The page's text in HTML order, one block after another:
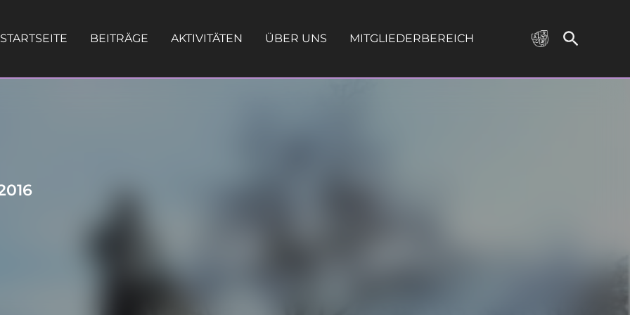
STARTSEITE BEITRÄGE AKTIVITÄTEN ÜBER UNS MITGLIEDERBEREICH